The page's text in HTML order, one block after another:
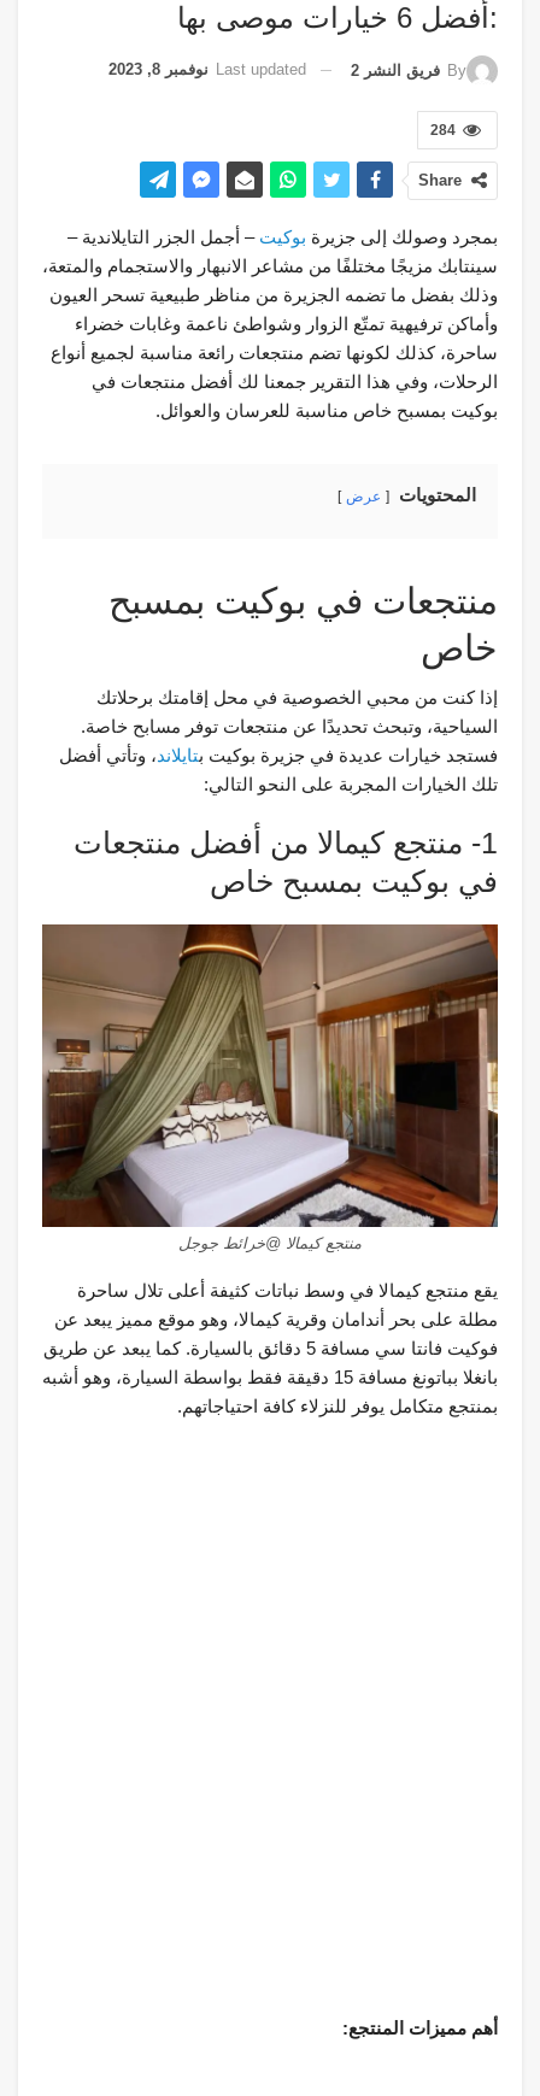
:أفضل 6 خيارات موصى بها
By فريق النشر 2 Last updated نوفمبر 8, 2023
284
Share
بمجرد وصولك إلى جزيرة بوكيت – أجمل الجزر التايلاندية –
سينتابك مزيجًا مختلفًا من مشاعر الانبهار والاستجمام والمتعة،
وذلك بفضل ما تضمه الجزيرة من مناظر طبيعية تسحر العيون
وأماكن ترفيهية تمتّع الزوار وشواطئ ناعمة وغابات خضراء
ساحرة، كذلك لكونها تضم منتجعات رائعة مناسبة لجميع أنواع
الرحلات، وفي هذا التقرير جمعنا لك أفضل منتجعات في
بوكيت بمسبح خاص مناسبة للعرسان والعوائل.
المحتويات عرض
منتجعات في بوكيت بمسبح
خاص
إذا كنت من محبي الخصوصية في محل إقامتك برحلاتك
السياحية، وتبحث تحديدًا عن منتجعات توفر مسابح خاصة.
فستجد خيارات عديدة في جزيرة بوكيت بتايلاند، وتأتي أفضل
تلك الخيارات المجربة على النحو التالي:
1- منتجع كيمالا من أفضل منتجعات
في بوكيت بمسبح خاص
منتجع كيمالا @خرائط جوجل
يقع منتجع كيمالا في وسط نباتات كثيفة أعلى تلال ساحرة
مطلة على بحر أندامان وقرية كيمالا، وهو موقع مميز يبعد عن
فوكيت فانتا سي مسافة 5 دقائق بالسيارة. كما يبعد عن طريق
بانغلا بباتونغ مسافة 15 دقيقة فقط بواسطة السيارة، وهو أشبه
بمنتجع متكامل يوفر للنزلاء كافة احتياجاتهم.
أهم مميزات المنتجع: